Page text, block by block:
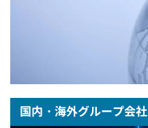
国内・海外グループ会社